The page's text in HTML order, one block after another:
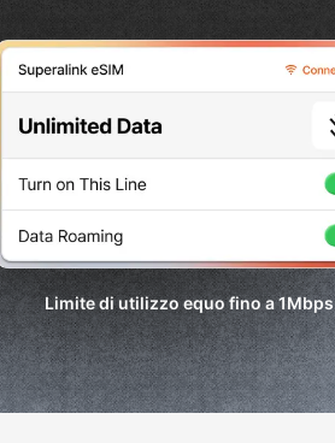
Limite di utilizzo equo fino a1Mbps